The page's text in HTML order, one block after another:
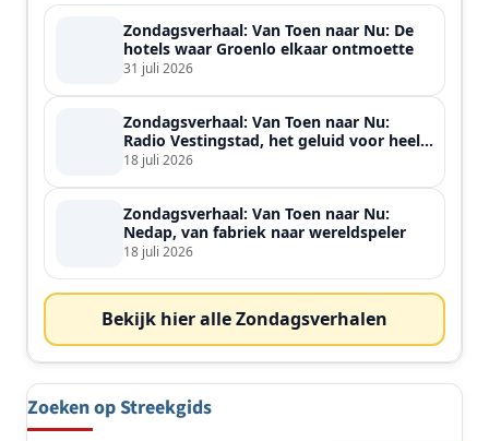
Zondagsverhaal: Van Toen naar Nu: De
hotels waar Groenlo elkaar ontmoette
31 juli 2026
Zondagsverhaal: Van Toen naar Nu:
Radio Vestingstad, het geluid voor heel
de streek
18 juli 2026
Zondagsverhaal: Van Toen naar Nu:
Nedap, van fabriek naar wereldspeler
18 juli 2026
Bekijk hier alle Zondagsverhalen
Zoeken op Streekgids